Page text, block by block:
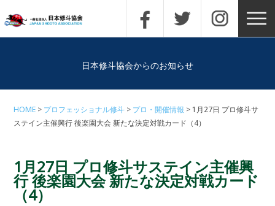
日本修斗協会からのお知らせ
HOME プロフェッショナル修斗 プロ・開催情報
1月27日 プロ修斗サ
ステイン主催興行 後楽園大会 新たな決定対戦カード（4）
1月27日 プロ修斗サステイン主催興
行 後楽園大会 新たな決定対戦カード
（4）